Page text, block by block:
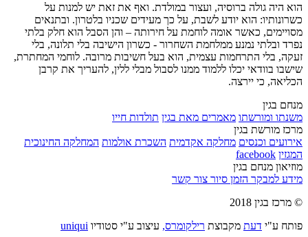
הוא היה גולה ברוסיה, ועצור במולדת. ואף את זאת יש למנות על
כשרונותיו: הוא יודע לשבת, על כך מעידים שכניו בלטרון. ובתנאים
מסויימים, כאשר אומה לוחמת על חירותה – והן הסבל הוא חלק בלתי
נפרד ובלתי נמנע ממלחמת השחרור - כשרון הישיבה בלי תלונה, בלי
זעקה, בלי התרחמות עצמית, הוא בעל חשיבות מרובה. לוחמי המחתרת,
שישבו בוודאי יכלו ללמוד ממנו לסבול מבלי ללין, להעריך את קרבן
הכליאה, כי יירצה.
מנחם בגין
משנתו ומורשתו מאמרים מאת בגין תולדות חייו
מרכז מורשת בגין
אירועים וכנסים מחלקה אקדמית השכרת אולמות המחלקה החינוכית
המגזין facebook
מוזיאון מנחם בגין
מידע למבקר הזמן סיור צור קשר
© מרכז בגין 2018
פותח ע"י דעת מקבוצת רילקומרס, עיצוב ע"י סטודיו uniqui